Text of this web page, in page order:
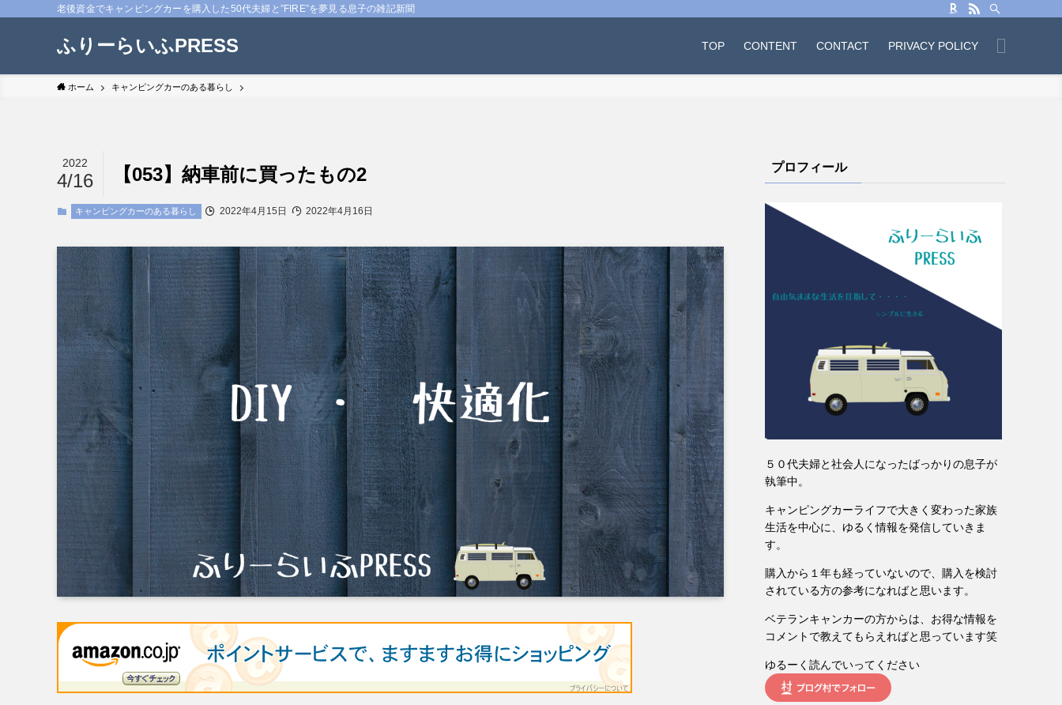
老後資金でキャンピングカーを購入した50代夫婦と”FIRE”を夢見る息子の雑記新聞
ふりーらいふPRESS TOP CONTENT CONTACT PRIVACY POLICY
ホーム キャンピングカーのある暮らし
【053】納車前に買ったもの2
2022
4/16
キャンピングカーのある暮らし 2022年4月15日 2022年4月16日
プロフィール
５０代夫婦と社会人になったばっかりの息子が
執筆中。
キャンピングカーライフで大きく変わった家族
生活を中心に、ゆるく情報を発信していきま
す。
購入から１年も経っていないので、購入を検討
されている方の参考になればと思います。
ベテランキャンカーの方からは、お得な情報を
コメントで教えてもらえればと思っています笑
ゆるーく読んでいってください